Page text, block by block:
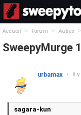
Accueil > Forum > Autres >
SweepyMurge
urbamax • il y
sagara-kun